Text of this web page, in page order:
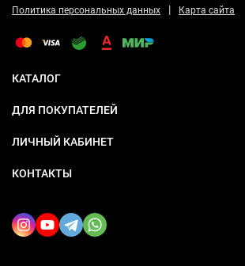
Политика персональных данных | Карта сайта
КАТАЛОГ
ДЛЯ ПОКУПАТЕЛЕЙ
ЛИЧНЫЙ КАБИНЕТ
КОНТАКТЫ